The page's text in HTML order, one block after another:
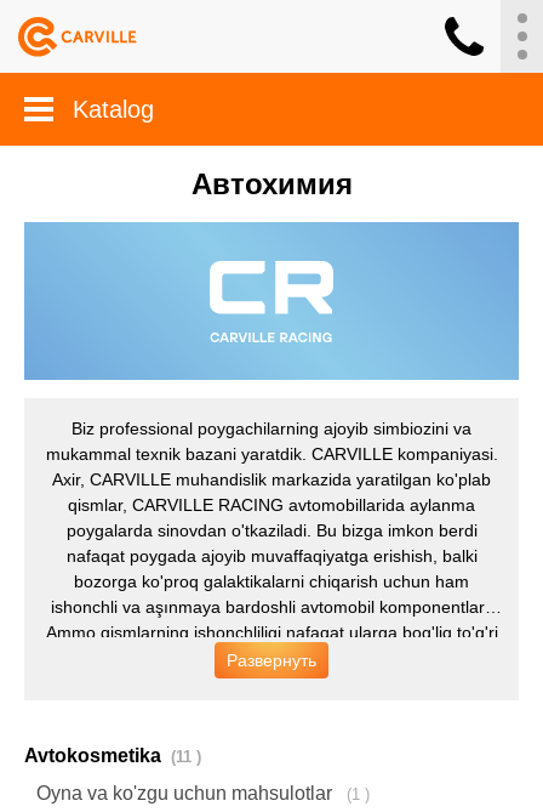
Katalog
Автохимия
Biz professional poygachilarning ajoyib simbiozini va
mukammal texnik bazani yaratdik. CARVILLE kompaniyasi.
Axir, CARVILLE muhandislik markazida yaratilgan ko'plab
qismlar, CARVILLE RACING avtomobillarida aylanma
poygalarda sinovdan o'tkaziladi. Bu bizga imkon berdi
nafaqat poygada ajoyib muvaffaqiyatga erishish, balki
bozorga ko'proq galaktikalarni chiqarish uchun ham
ishonchli va aşınmaya bardoshli avtomobil komponentlari.
Ammo qismlarning ishonchliligi nafaqat ularga bog'liq to'g'ri
dizayn va mas'uliyatli ishlab chiqarish, balki texnik dan
suyuqliklar, professional moylash materiallari va avtomobil
sotuvi boshlanganini e'lon qilishdan mamnunmiz
Rossiyaning etakchi radiatorlar ishlab chiqaruvchisi -
Развернуть
Avtokosmetika (11 )
Oyna va ko'zgu uchun mahsulotlar (1 )